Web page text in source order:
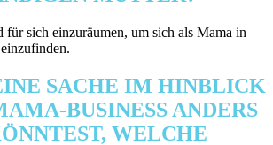
für sich einzuräumen, um sich als Mama in
SACHE IM HINBLICK
BUSINESS ANDERS
WELCHE